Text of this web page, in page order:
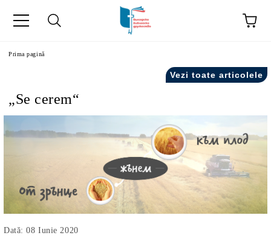
Prima pagină
Vezi toate articolele
„Se cerem“
Dată: 08 Iunie 2020